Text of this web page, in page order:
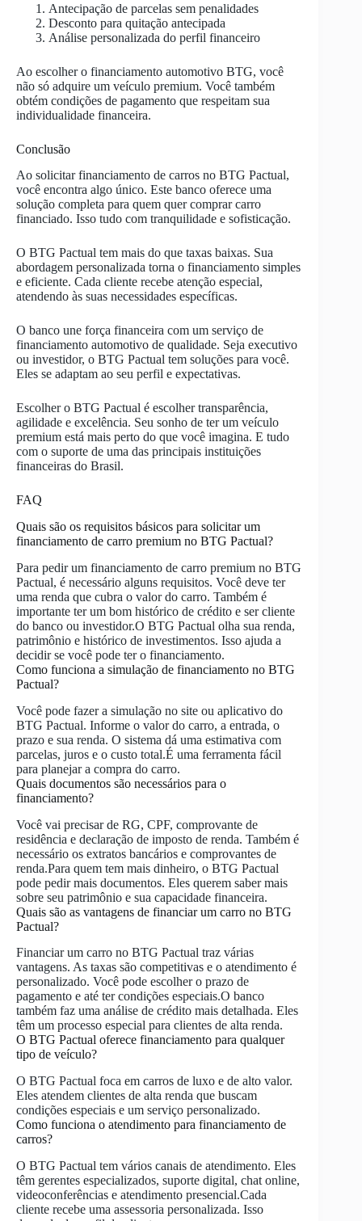
Antecipação de parcelas sem penalidades
Desconto para quitação antecipada
Análise personalizada do perfil financeiro
Ao escolher o financiamento automotivo BTG, você
não só adquire um veículo premium. Você também
obtém condições de pagamento que respeitam sua
individualidade financeira.
Conclusão
Ao solicitar financiamento de carros no BTG Pactual,
você encontra algo único. Este banco oferece uma
solução completa para quem quer comprar carro
financiado. Isso tudo com tranquilidade e sofisticação.
O BTG Pactual tem mais do que taxas baixas. Sua
abordagem personalizada torna o financiamento simples
e eficiente. Cada cliente recebe atenção especial,
atendendo às suas necessidades específicas.
O banco une força financeira com um serviço de
financiamento automotivo de qualidade. Seja executivo
ou investidor, o BTG Pactual tem soluções para você.
Eles se adaptam ao seu perfil e expectativas.
Escolher o BTG Pactual é escolher transparência,
agilidade e excelência. Seu sonho de ter um veículo
premium está mais perto do que você imagina. E tudo
com o suporte de uma das principais instituições
financeiras do Brasil.
FAQ
Quais são os requisitos básicos para solicitar um
financiamento de carro premium no BTG Pactual?
Para pedir um financiamento de carro premium no BTG
Pactual, é necessário alguns requisitos. Você deve ter
uma renda que cubra o valor do carro. Também é
importante ter um bom histórico de crédito e ser cliente
do banco ou investidor.O BTG Pactual olha sua renda,
patrimônio e histórico de investimentos. Isso ajuda a
decidir se você pode ter o financiamento.
Como funciona a simulação de financiamento no BTG
Pactual?
Você pode fazer a simulação no site ou aplicativo do
BTG Pactual. Informe o valor do carro, a entrada, o
prazo e sua renda. O sistema dá uma estimativa com
parcelas, juros e o custo total.É uma ferramenta fácil
para planejar a compra do carro.
Quais documentos são necessários para o
financiamento?
Você vai precisar de RG, CPF, comprovante de
residência e declaração de imposto de renda. Também é
necessário os extratos bancários e comprovantes de
renda.Para quem tem mais dinheiro, o BTG Pactual
pode pedir mais documentos. Eles querem saber mais
sobre seu patrimônio e sua capacidade financeira.
Quais são as vantagens de financiar um carro no BTG
Pactual?
Financiar um carro no BTG Pactual traz várias
vantagens. As taxas são competitivas e o atendimento é
personalizado. Você pode escolher o prazo de
pagamento e até ter condições especiais.O banco
também faz uma análise de crédito mais detalhada. Eles
têm um processo especial para clientes de alta renda.
O BTG Pactual oferece financiamento para qualquer
tipo de veículo?
O BTG Pactual foca em carros de luxo e de alto valor.
Eles atendem clientes de alta renda que buscam
condições especiais e um serviço personalizado.
Como funciona o atendimento para financiamento de
carros?
O BTG Pactual tem vários canais de atendimento. Eles
têm gerentes especializados, suporte digital, chat online,
videoconferências e atendimento presencial.Cada
cliente recebe uma assessoria personalizada. Isso